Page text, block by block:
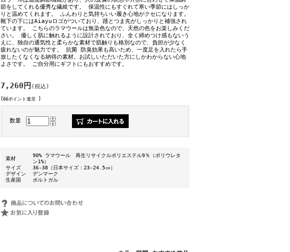
節をしてくれる優秀な繊維です。 保温性にもすぐれて寒い季節にはしっか
りと温めてくれます。 ふんわりと気持ちいい履き心地がクセになります。
靴下の下にはAiayuロゴがついており、踵とつま先がしっかりと補強され
ています。 こちらのラマウールは無染色なので、天然の色をお楽しみくだ
さい。 優しく肌に触れるように設計されており、全く締めつけ感もないう
えに、独自の通気性と柔らかな素材で肌触りも格別なので、負担が少なく
疲れないのが魅力です。 抗菌 防臭効果も高いため、一度足を入れたら手
放したくなくなる納得の素材。お試しいただいた方にしかわからない心地
よさです。 ご自分用にギフトにもおすすめです。
7,260円 (税込)
[66ポイント進呈 ]
数量
素材
90% ラマウール 再生リサイクルポリエステル9％（ポリウレタ
ン1%）
サイズ
36-38（日本サイズ：23-24.5㎝）
デザイン
デンマーク
生産国
ポルトガル